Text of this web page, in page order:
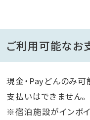
ご利用可能なお
現金・Payどんのみ可
支払いはできません。
※宿泊施設がインボ